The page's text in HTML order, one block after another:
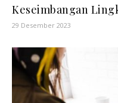
Keseimbangan
29 Desember 2023